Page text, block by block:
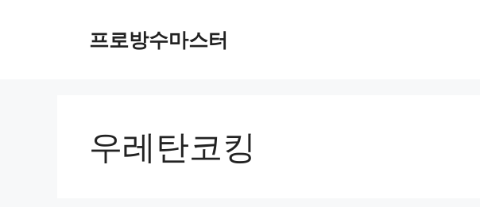
프로방수마스터
우레탄코킹